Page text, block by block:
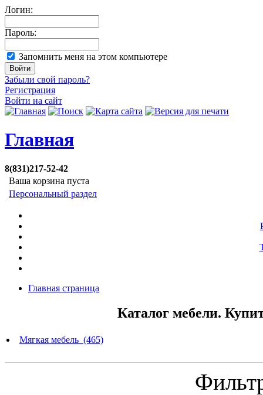
Логин:
Пароль:
Запомнить меня на этом компьютере
Забыли свой пароль?
Регистрация
Войти на сайт
Главная
8(831)217-52-42
Ваша корзина пуста
Персональный раздел
Главная страница
Каталог мебели.
Мягкая мебель (465)